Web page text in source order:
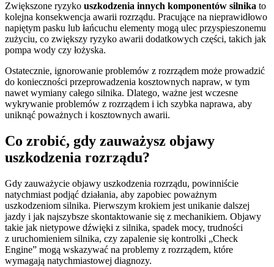
Zwiększone ryzyko uszkodzenia innych komponentów silnika to
kolejna konsekwencja awarii rozrządu. Pracujące na nieprawidłowo
napiętym pasku lub łańcuchu elementy mogą ulec przyspieszonemu
zużyciu, co zwiększy ryzyko awarii dodatkowych części, takich jak
pompa wody czy łożyska.
Ostatecznie, ignorowanie problemów z rozrządem może prowadzić
do konieczności przeprowadzenia kosztownych napraw, w tym
nawet wymiany całego silnika. Dlatego, ważne jest wczesne
wykrywanie problemów z rozrządem i ich szybka naprawa, aby
uniknąć poważnych i kosztownych awarii.
Co zrobić, gdy zauważysz objawy
uszkodzenia rozrządu?
Gdy zauważycie objawy uszkodzenia rozrządu, powinniście
natychmiast podjąć działania, aby zapobiec poważnym
uszkodzeniom silnika. Pierwszym krokiem jest unikanie dalszej
jazdy i jak najszybsze skontaktowanie się z mechanikiem. Objawy
takie jak nietypowe dźwięki z silnika, spadek mocy, trudności
z uruchomieniem silnika, czy zapalenie się kontrolki „Check
Engine” mogą wskazywać na problemy z rozrządem, które
wymagają natychmiastowej diagnozy.